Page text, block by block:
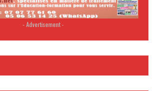
- Advertisement -